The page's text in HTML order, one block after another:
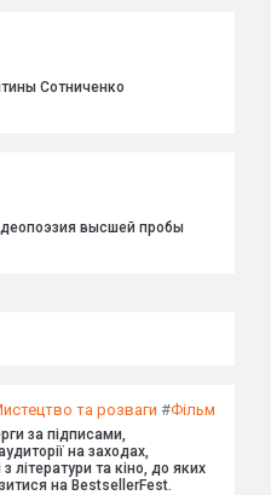
Сотниченко
высшей пробы
та розваги #Фільм
за підписами,
на заходах,
літератури та кіно, до яких
на BestsellerFest.